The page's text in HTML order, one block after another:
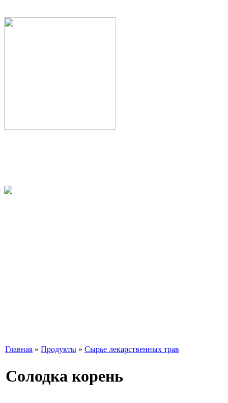
Главная » Продукты » Сырье лекарственных трав
Солодка корень